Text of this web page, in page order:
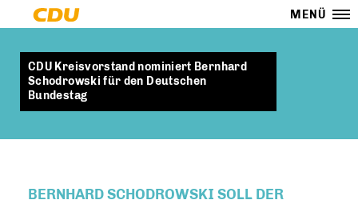
MENÜ
CDU Kreisvorstand nominiert Bernhard
Schodrowski für den Deutschen
Bundestag
BERNHARD SCHODROWSKI SOLL DER